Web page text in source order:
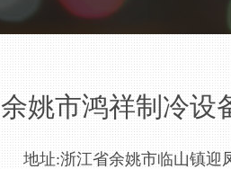
余姚市鸿祥制冷设
地址:浙江省余姚市临山镇迎